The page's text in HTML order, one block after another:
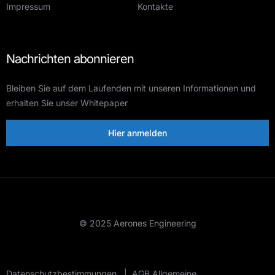
Impressum Kontakte
Nachrichten abonnieren
Bleiben Sie auf dem Laufenden mit unseren Informationen und
erhalten Sie unser Whitepaper
Hier anmelden
© 2025 Aerones Engineering